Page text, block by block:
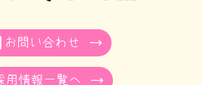
お問い合わせ
用情報一覧へ